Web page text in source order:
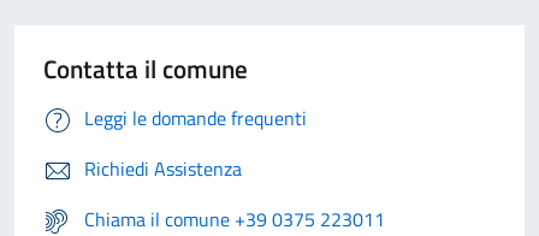
Contatta il comune
Leggi le domande frequenti
Richiedi Assistenza
Chiama il comune +39 0375 223011